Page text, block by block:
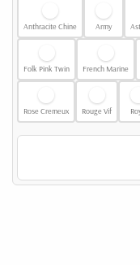
Anthracite Chine Army
Folk Pink Twin French Marine
Rose Cremeux Rouge Vif